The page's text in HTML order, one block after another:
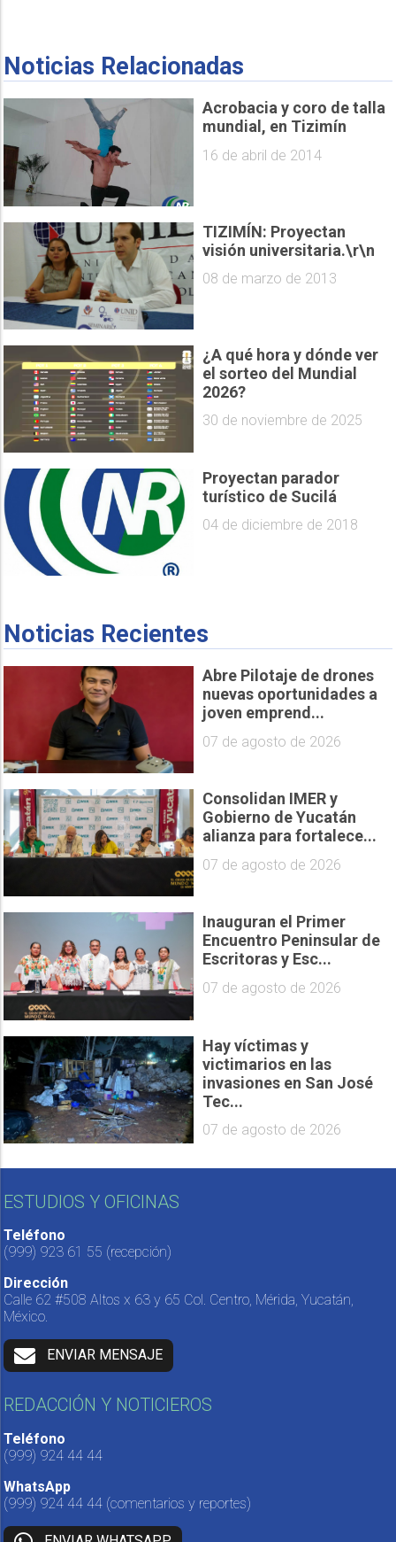
Noticias Relacionadas
Acrobacia y coro de talla
mundial, en Tizimín
16 de abril de 2014
TIZIMÍN: Proyectan
visión universitaria.\r\n
08 de marzo de 2013
¿A qué hora y dónde ver
el sorteo del Mundial
2026?
30 de noviembre de 2025
Proyectan parador
turístico de Sucilá
04 de diciembre de 2018
Noticias Recientes
Abre Pilotaje de drones
nuevas oportunidades a
joven emprend...
07 de agosto de 2026
Consolidan IMER y
Gobierno de Yucatán
alianza para fortalece...
07 de agosto de 2026
Inauguran el Primer
Encuentro Peninsular de
Escritoras y Esc...
07 de agosto de 2026
Hay víctimas y
victimarios en las
invasiones en San José
Tec...
07 de agosto de 2026
ESTUDIOS Y OFICINAS
Teléfono
(999) 923 61 55 (recepción)
Dirección
Calle 62 #508 Altos x 63 y 65 Col. Centro, Mérida, Yucatán,
México.
ENVIAR MENSAJE
REDACCIÓN Y NOTICIEROS
Teléfono
(999) 924 44 44
WhatsApp
(999) 924 44 44 (comentarios y reportes)